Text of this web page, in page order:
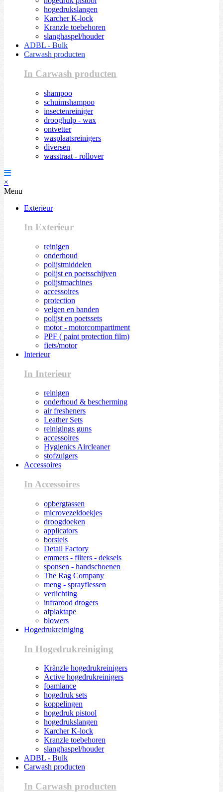
hogedrukslangen
Karcher K-lock
Kranzle toebehoren
slanghaspel/houder
ADBL - Bulk
Carwash producten
In Carwash producten
shampoo
schuimshampoo
insectenreiniger
drooghulp - wax
ontvetter
wasplaatsreinigers
diversen
wasstraat - rollover
×
Menu
Exterieur
In Exterieur
reinigen
onderhoud
polijstmiddelen
polijst en poetsschijven
polijstmachines
accessoires
protection
velgen en banden
polijst en poetssets
motor - motorcompartiment
PPF ( paint protection film)
fiets/motor
Interieur
In Interieur
reinigen
onderhoud & bescherming
air fresheners
Leather Sets
reinigings guns
accessoires
Hygienics Aircleaner
stofzuigers
Accessoires
In Accessoires
opbergtassen
microvezeldoekjes
droogdoeken
applicators
borstels
Detail Factory
emmers - filters - deksels
sponsen - handschoenen
The Rag Company
meng - sprayflessen
verlichting
infrarood drogers
afplaktape
blowers
Hogedrukreiniging
In Hogedrukreiniging
Kränzle hogedrukreinigers
Active hogedrukreinigers
foamlance
hogedruk sets
koppelingen
hogedruk pistool
hogedrukslangen
Karcher K-lock
Kranzle toebehoren
slanghaspel/houder
ADBL - Bulk
Carwash producten
In Carwash producten